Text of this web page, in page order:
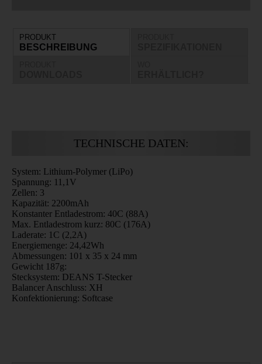
PRODUKT
BESCHREIBUNG
TECHNISCHE DATEN:
System: Lithium-Polymer (LiPo)
Spannung: 11,1V
Zellen: 3
Kapazität: 2200mAh
Konstanter Entladestrom: 40C (88A)
Max. Entladestrom kurz: 80C (176A)
Laderate: 1C (2,2A)
Energiemenge: 24,42Wh
Abmessungen: 101 x 35 x 24 mm
Gewicht 187g:
Stecksystem: DEANS T-Stecker
Balancer Anschluss: XH
Konfektionierung: Softcase